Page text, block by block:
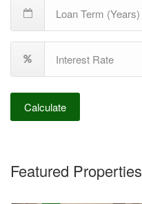
Calculate
Featured Properties